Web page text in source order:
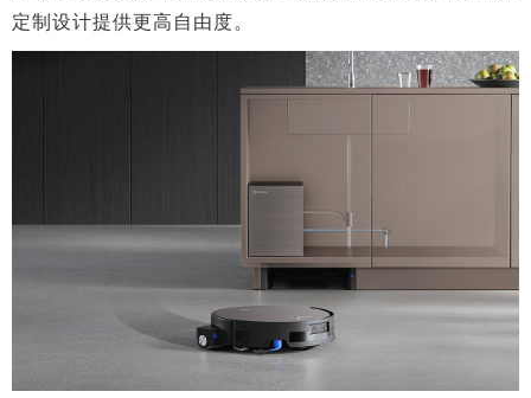
定制设计提供更高自由度。